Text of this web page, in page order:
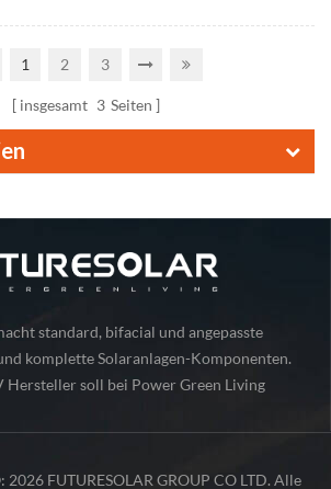
1 2 3
insgesamt 3 Seiten
standard, bifacial und angepasste
komplette Solaranlagen-Komponenten.
Hersteller soll bei Power Green Living
FUTURESOLAR GROUP CO LTD. Alle